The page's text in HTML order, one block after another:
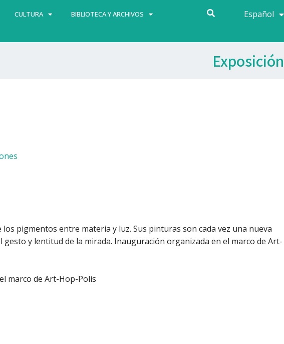
CULTURA BIBLIOTECA Y ARCHIVOS Español
Français
Exposición
pigmentos entre materia y luz. Sus pinturas son cada vez una nueva
y lentitud de la mirada. Inauguración organizada en el marco de Art-
marco de Art-Hop-Polis